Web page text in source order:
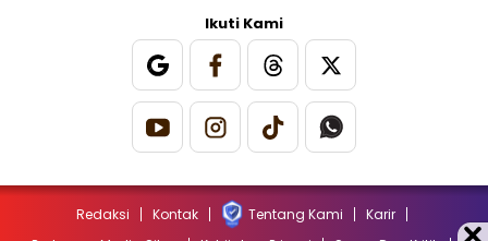
Ikuti Kami
Redaksi Kontak Tentang Kami
Karir